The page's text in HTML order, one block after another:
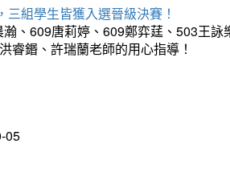
組學生皆獲入選晉級決賽！
、609唐莉婷、609鄭弈莛、503王
睿鍲、許瑞蘭老師的用心指導！
05